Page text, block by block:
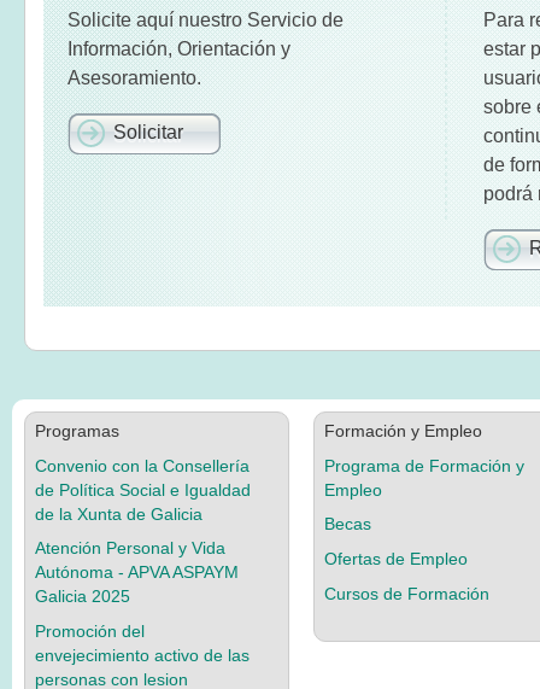
Solicite aquí nuestro Servicio de
Información, Orientación y
Asesoramiento.
Solicitar
Para
estar
sobre
de
podrá
Programas
Convenio con la Consellería
de Política Social e Igualdad
de la Xunta de Galicia
Atención Personal y Vida
Autónoma - APVA ASPAYM
Galicia 2025
Promoción del
envejecimiento activo de las
personas con lesion
Formación y Empleo
Programa de Formación y
Empleo
Becas
Ofertas de Empleo
Cursos de Formación